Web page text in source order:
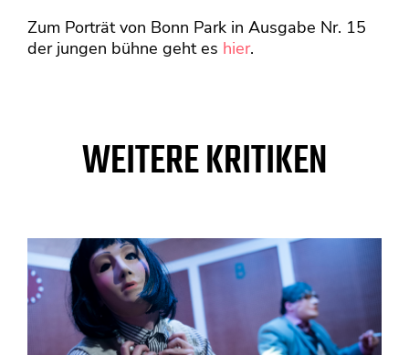
Zum Porträt von Bonn Park in Ausgabe Nr. 15
der jungen bühne geht es hier.
WEITERE KRITIKEN